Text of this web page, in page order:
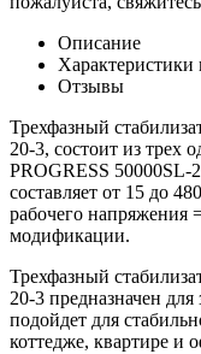
Описание
Характеристики
Отзывы
Трехфазный
20-3, состоит из трех
PROGRESS 50000SL-
составляет от 15 до
рабочего напряжения
модификации.
Трехфазный
20-3 предназначен
подойдет для
коттедже, квартире и